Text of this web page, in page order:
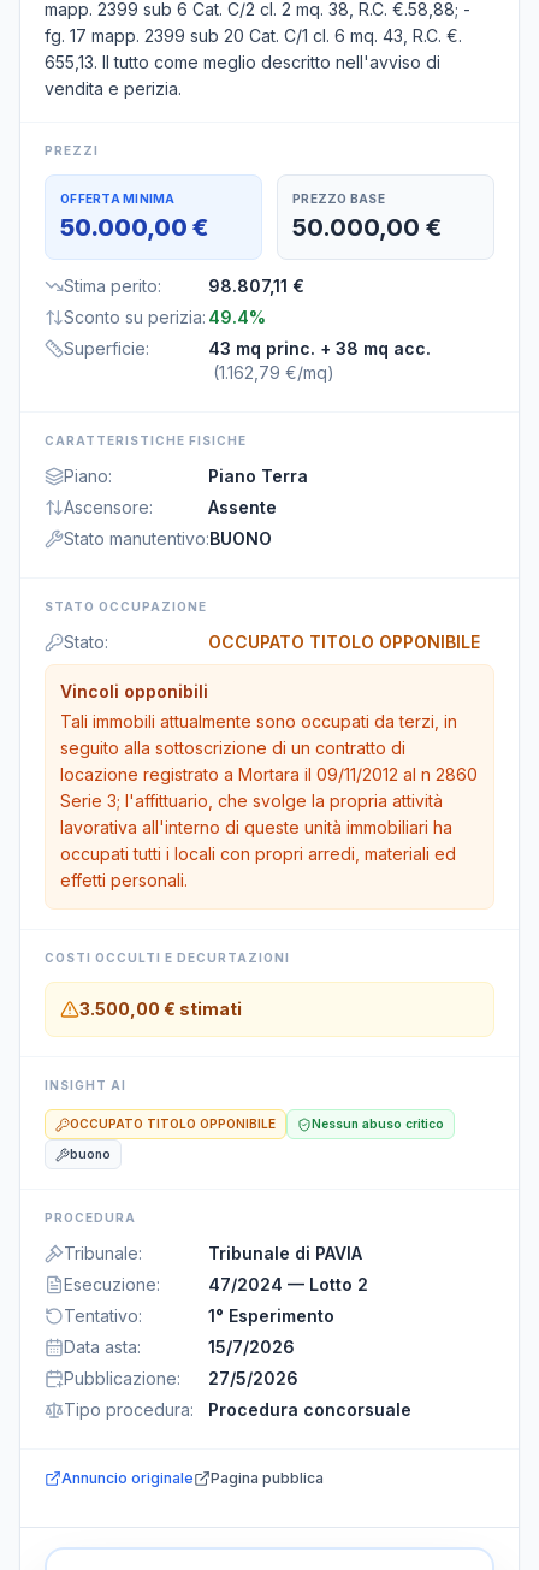
mapp. 2399 sub 6 Cat. C/2 cl. 2 mq. 38, R.C. €.58,88; -
fg. 17 mapp. 2399 sub 20 Cat. C/1 cl. 6 mq. 43, R.C. €.
655,13. Il tutto come meglio descritto nell'avviso di
vendita e perizia.
PREZZI
OFFERTA MINIMA
50.000,00 €
PREZZO BASE
50.000,00 €
Stima perito:
98.807,11 €
Sconto su perizia: 49.4%
Superficie: 43 mq princ. + 38 mq acc.
(1.162,79 €/mq)
CARATTERISTICHE FISICHE
Piano:
Piano Terra
Ascensore:
Assente
Stato manutentivo:BUONO
STATO OCCUPAZIONE
Stato: OCCUPATO TITOLO OPPONIBILE
Vincoli opponibili
Tali immobili attualmente sono occupati da terzi, in
seguito alla sottoscrizione di un contratto di
locazione registrato a Mortara il 09/11/2012 al n 2860
Serie 3; l'affittuario, che svolge la propria attività
lavorativa all'interno di queste unità immobiliari ha
occupati tutti i locali con propri arredi, materiali ed
effetti personali.
COSTI OCCULTI E DECURTAZIONI
3.500,00 € stimati
INSIGHT AI
OCCUPATO TITOLO OPPONIBILE Nessun abuso critico
buono
PROCEDURA
Tribunale:
Tribunale di PAVIA
Esecuzione:
47/2024 — Lotto 2
Tentativo:
1° Esperimento
Data asta:
15/7/2026
Pubblicazione:
27/5/2026
Tipo procedura: Procedura concorsuale
Annuncio originale Pagina pubblica